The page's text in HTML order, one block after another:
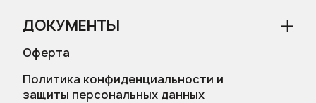
ДОКУМЕНТЫ
Оферта
Политика конфиденциальности и
защиты персональных данных